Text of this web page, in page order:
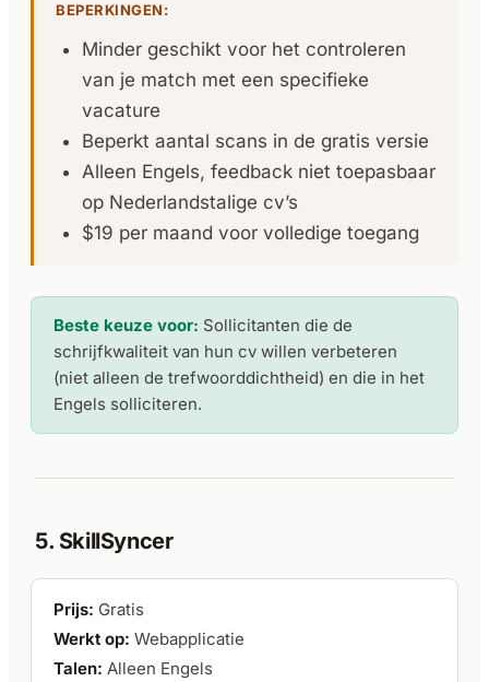
BEPERKINGEN:
Minder geschikt voor het controleren
van je match met een specifieke
vacature
Beperkt aantal scans in de gratis versie
Alleen Engels, feedback niet toepasbaar
op Nederlandstalige cv’s
$19 per maand voor volledige toegang
Beste keuze voor: Sollicitanten die de
schrijfkwaliteit van hun cv willen verbeteren
(niet alleen de trefwoorddichtheid) en die in het
Engels solliciteren.
5. SkillSyncer
Prijs: Gratis
Werkt op: Webapplicatie
Talen: Alleen Engels